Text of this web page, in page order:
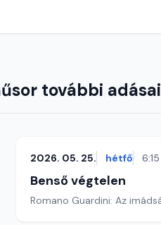
további adásai
2026. 05. 25. hétfő 6:15
Benső végtelen